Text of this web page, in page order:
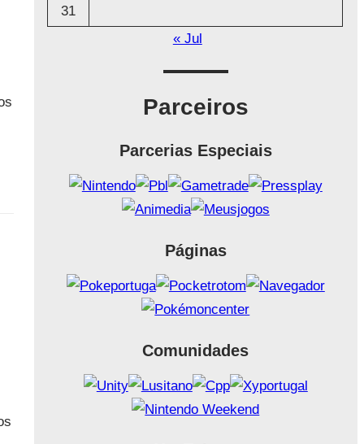
31
« Jul
Parceiros
Parcerias Especiais
Páginas
Comunidades